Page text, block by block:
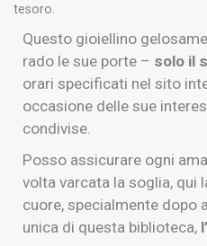
tesoro.
Questo gioiellino
rado le sue porte – solo il
orari specificati nel sito
occasione delle sue
condivise.
Posso assicurare ogni
volta varcata la soglia, qui
cuore, specialmente dopo
unica di questa biblioteca,